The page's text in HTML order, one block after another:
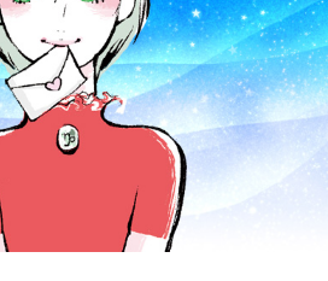
中道になった、30年にわたって自
つくった法律、立憲が反対してき
しょう。でも1回、公明党をやめて中
これは昔、賛成したことがあるか
度は改めなければいけません」
と、旧立憲、つまり中道の人たち
っているけど、本当にできるんだろ
ますね。中道をなんとかするには
悩みに悩んで考えた4つのプラン、と